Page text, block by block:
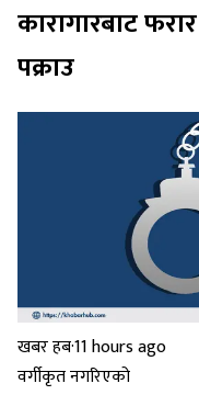
कारागारबाट
पक्राउ
खबर हब·11 hours ago
वर्गीकृत नगरिएको